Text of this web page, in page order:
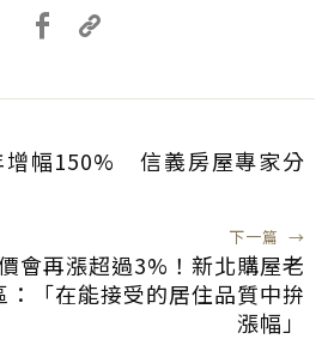
增幅150% 信義房屋專家分
下一篇 →
會再漲超過3%！新北購屋老
：「在能接受的居住品質中拚
漲幅」